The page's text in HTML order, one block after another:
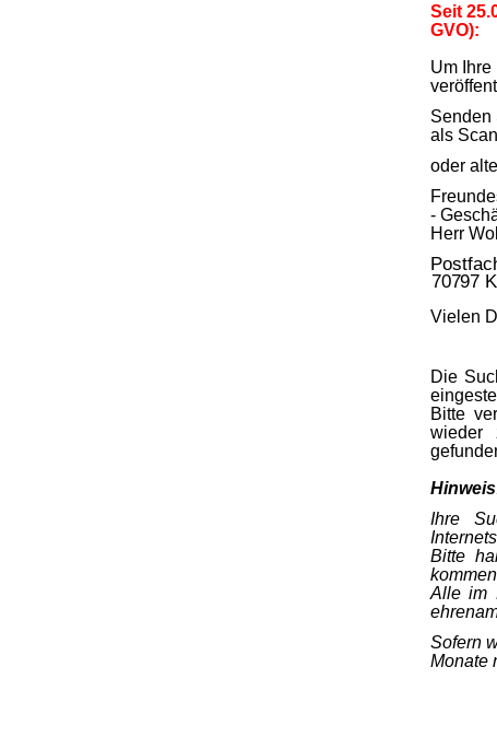
Seit
GVO):
Um
Senden
als
oder
-
Herr
70797
Vielen
Die
Bitte
wieder
Ihre
Bitte
Alle im
Sofern
Monate